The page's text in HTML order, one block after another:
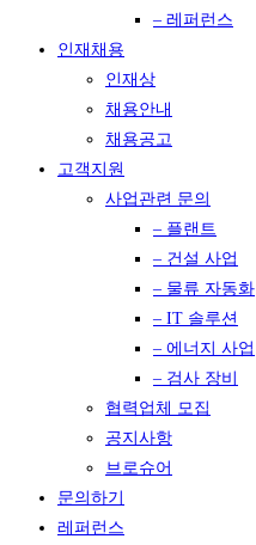
– 레퍼런스
인재채용
인재상
채용안내
채용공고
고객지원
사업관련 문의
– 플랜트
– 건설 사업
– 물류 자동화
– IT 솔루션
– 에너지 사업
– 검사 장비
협력업체 모집
공지사항
브로슈어
문의하기
레퍼런스